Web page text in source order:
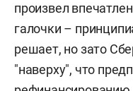
произвел
галочки –
решает, но зато
"наверху", что